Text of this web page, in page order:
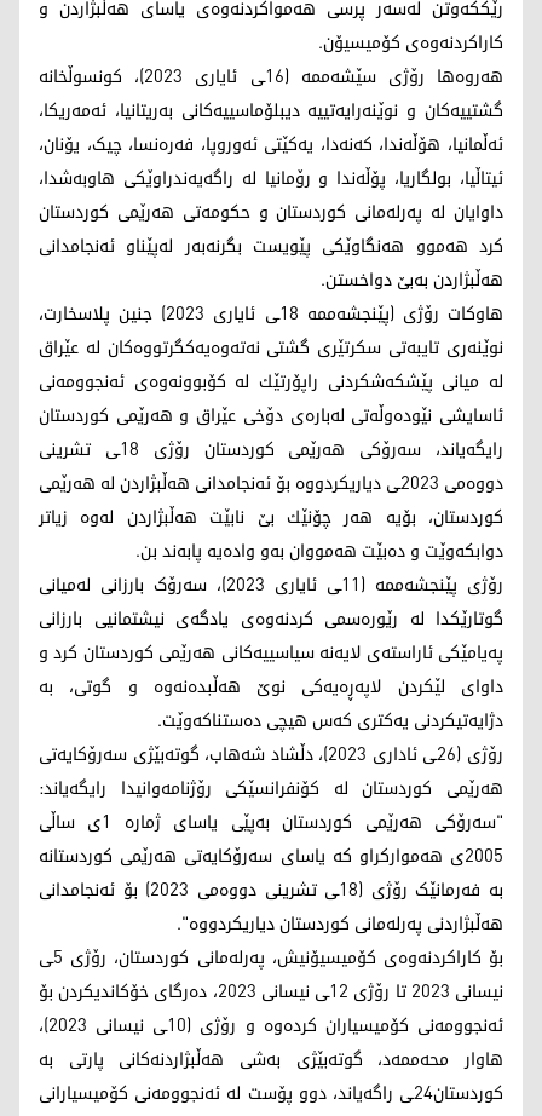
رێککەوتن لەسەر پرسی هەمواکردنەوەی یاسای هەڵبژاردن و
کاراکردنەوەی کۆمیسیۆن.
هەروەها رۆژی سێشەممە (16ـی ئایاری 2023)، کونسوڵخانە
گشتییەکان و نوێنەرایەتییە دیبلۆماسییەکانی بەریتانیا، ئەمەریکا،
ئەڵمانیا، هۆڵەندا، کەنەدا، یەكێتی ئەوروپا، فەرەنسا، چیک، یۆنان،
ئیتاڵیا، بولگاریا، پۆڵەندا و رۆمانیا لە راگەیەندراوێکی هاوبەشدا،
داوایان لە پەرلەمانی کوردستان و حکومەتی هەرێمی کوردستان
کرد هەموو هەنگاوێکی پێویست بگرنەبەر لەپێناو ئەنجامدانی
هەڵبژاردن بەبێ دواخستن.
هاوکات رۆژی (پێنجشه‌ممه‌ 18ـی ئایاری 2023) جنین پلاسخارت،
نوێنەری تایبەتی سکرتێری گشتی نەتەوەیەکگرتووەکان لە عێراق
له‌ میانی پێشكه‌شكردنی راپۆرتێك له‌ كۆبوونه‌وه‌ی ئه‌نجوومه‌نی
ئاسایشی نێوده‌وڵه‌تی لەبارەی دۆخی عێراق و هەرێمی کوردستان
رایگه‌یاند، سه‌رۆكی هه‌رێمی كوردستان رۆژی 18ـی تشرینی
دووەمی 2023ـی دیاریكردووه‌ بۆ ئه‌نجامدانی هه‌ڵبژاردن له‌ هه‌رێمی
كوردستان، بۆیه‌ هه‌ر چۆنێك بێ نابێت هه‌ڵبژاردن له‌وه‌ زیاتر
دوابكه‌وێت و ده‌بێت هه‌مووان به‌و واده‌یه‌ پابه‌ند بن.
رۆژی پێنجشەممە (11ـی ئایاری 2023)، سەرۆک بارزانی لەمیانی
گوتارێکدا لە رێورەسمی کردنەوەی یادگەی نیشتمانیی بارزانی
پەیامێکی ئاراستەی لایەنە سیاسییەکانی هەرێمی کوردستان کرد و
داوای لێکردن لاپەڕەیەکی نوێ هەڵبدەنەوە و گوتی، بە
دژایەتیکردنی یەکتری کەس هیچی دەستناکەوێت.
رۆژی (26ـی ئاداری 2023)، دڵشاد شەهاب، گوتەبێژی سەرۆکایەتی
هەرێمی کوردستان لە کۆنفرانسێکی رۆژنامەوانیدا رایگەیاند:
"سەرۆکی هەرێمی کوردستان بەپێی یاسای ژمارە 1ی ساڵی
2005ی هەموارکراو کە یاسای سەرۆکایەتی هەرێمی کوردستانە
بە فەرمانێک رۆژی (18ـی تشرینی دووەمی 2023) بۆ ئەنجامدانی
هەڵبژاردنی پەرلەمانی کوردستان دیاریکردووە".
بۆ کاراکردنەوەی کۆمیسیۆنیش، پەرلەمانی کوردستان، رۆژی 5ـی
نیسانی 2023 تا رۆژی 12ـی نیسانی 2023، دەرگای خۆکاندیکردن بۆ
ئەنجوومەنی کۆمیسیاران کردەوە و رۆژی (10ـی نیسانی 2023)،
هاوار محەممەد، گوتەبێژی بەشی هەڵبژاردنەکانی پارتی بە
کوردستان24ـی راگەیاند، دوو پۆست لە ئەنجوومەنی کۆمیسیارانی